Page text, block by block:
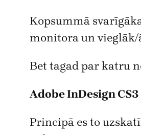
Kopsummā
monitora un vieglāk/
Bet tagad par katru
Adobe InDesign CS3
Principā es to